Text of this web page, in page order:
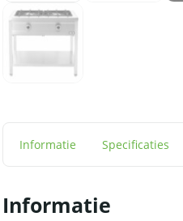
Informatie Specificaties
Informatie